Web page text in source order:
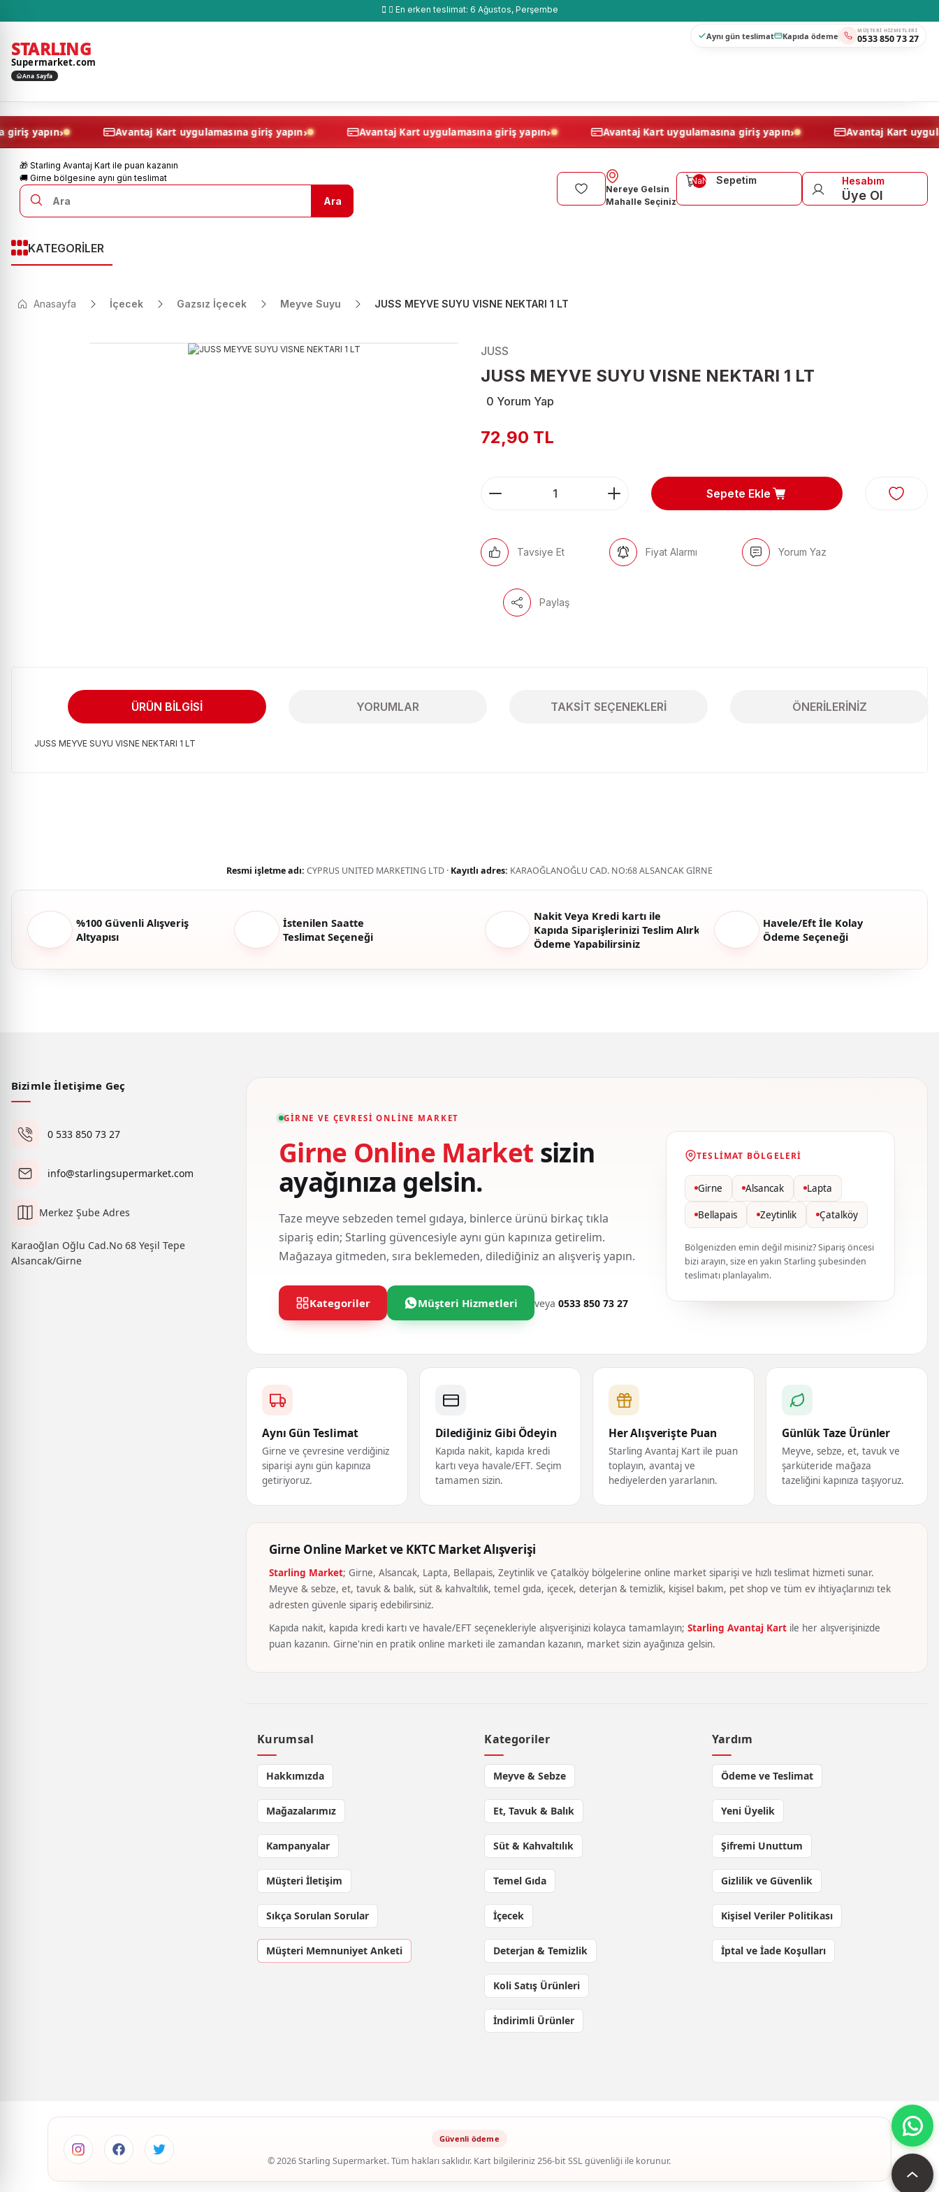
En erken teslimat: 6 Ağustos, Perşembe
STARLING
Supermarket.com
Ana Sayfa
Aynı gün teslimat Kapıda ödeme MÜŞTERI HIZMETLERI
0533 850 73 27
giriş yapın › Avantaj Kart uygulamasına giriş yapın › Avantaj Kart uygulamasına giriş yapın › Avantaj Kart uygulamasına giriş yapın › Avantaj
🎁 Starling Avantaj Kart ile puan kazanın
🚚 Girne bölgesine aynı gün teslimat
Ara
Nereye Gelsin
Mahalle Seçiniz
Sepetim
NaN Hesabım
Üye Ol
KATEGORİLER
Anasayfa İçecek Gazsız İçecek Meyve Suyu JUSS MEYVE SUYU VISNE NEKTARI 1 LT
JUSS
JUSS MEYVE SUYU VISNE NEKTARI 1 LT
0 Yorum Yap
72,90 TL
Sepete Ekle
Tavsiye Et Fiyat Alarmı Yorum Yaz
Paylaş
ÜRÜN BILGISI YORUMLAR TAKSIT SEÇENEKLERI ÖNERILERINIZ
JUSS MEYVE SUYU VISNE NEKTARI 1 LT
Resmi işletme adı: CYPRUS UNITED MARKETING LTD · Kayıtlı adres: KARAOĞLANOĞLU CAD. NO:68 ALSANCAK GİRNE
%100 Güvenli Alışveriş
Altyapısı
İstenilen Saatte
Teslimat Seçeneği
Nakit Veya Kredi kartı ile
Kapıda Siparişlerinizi Teslim Alırken
Ödeme Yapabilirsiniz
Havele/Eft İle Kolay
Ödeme Seçeneği
Bizimle İletişime Geç
0 533 850 73 27
info@starlingsupermarket.com
Merkez Şube Adres
Karaoğlan Oğlu Cad.No 68 Yeşil Tepe
Alsancak/Girne
GIRNE VE ÇEVRESI ONLINE MARKET
Girne Online Market sizin
ayağınıza gelsin.
Taze meyve sebzeden temel gıdaya, binlerce ürünü birkaç tıkla
sipariş edin; Starling güvencesiyle aynı gün kapınıza getirelim.
Mağazaya gitmeden, sıra beklemeden, dilediğiniz an alışveriş yapın.
Kategoriler Müşteri Hizmetleri veya 0533 850 73 27
TESLIMAT BÖLGELERI
Girne Alsancak Lapta
Bellapais Zeytinlik Çatalköy
Bölgenizden emin değil misiniz? Sipariş öncesi
bizi arayın, size en yakın Starling şubesinden
teslimatı planlayalım.
Aynı Gün Teslimat
Girne ve çevresine verdiğiniz
siparişi aynı gün kapınıza
getiriyoruz.
Dilediğiniz Gibi Ödeyin
Kapıda nakit, kapıda kredi
kartı veya havale/EFT. Seçim
tamamen sizin.
Her Alışverişte Puan
Starling Avantaj Kart ile puan
toplayın, avantaj ve
hediyelerden yararlanın.
Günlük Taze Ürünler
Meyve, sebze, et, tavuk ve
şarküteride mağaza
tazeliğini kapınıza taşıyoruz.
Girne Online Market ve KKTC Market Alışverişi
Starling Market; Girne, Alsancak, Lapta, Bellapais, Zeytinlik ve Çatalköy bölgelerine online market siparişi ve hızlı teslimat hizmeti sunar.
Meyve & sebze, et, tavuk & balık, süt & kahvaltılık, temel gıda, içecek, deterjan & temizlik, kişisel bakım, pet shop ve tüm ev ihtiyaçlarınızı tek
adresten güvenle sipariş edebilirsiniz.
Kapıda nakit, kapıda kredi kartı ve havale/EFT seçenekleriyle alışverişinizi kolayca tamamlayın; Starling Avantaj Kart ile her alışverişinizde
puan kazanın. Girne'nin en pratik online marketi ile zamandan kazanın, market sizin ayağınıza gelsin.
Kurumsal
Hakkımızda
Mağazalarımız
Kampanyalar
Müşteri İletişim
Sıkça Sorulan Sorular
Müşteri Memnuniyet Anketi
Kategoriler
Meyve & Sebze
Et, Tavuk & Balık
Süt & Kahvaltılık
Temel Gıda
İçecek
Deterjan & Temizlik
Koli Satış Ürünleri
İndirimli Ürünler
Yardım
Ödeme ve Teslimat
Yeni Üyelik
Şifremi Unuttum
Gizlilik ve Güvenlik
Kişisel Veriler Politikası
İptal ve İade Koşulları
© 2026 Starling Supermarket. Tüm hakları saklıdır. Kart bilgileriniz 256-bit SSL güvenliği ile korunur.